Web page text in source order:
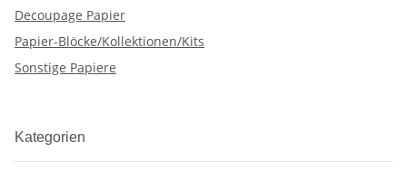
Decoupage Papier
Papier-Blöcke/Kollektionen/Kits
Sonstige Papiere
Kategorien